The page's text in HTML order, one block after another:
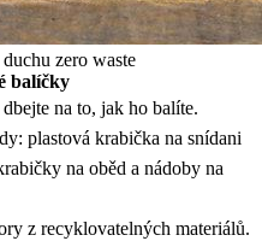
zero waste
balíčky
na to, jak ho balíte.
plastová krabička na snídani
na oběd a nádoby na
z recyklovatelných materiálů.